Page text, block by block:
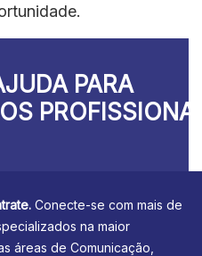
PARA
Conecte-se com mais de
na maior
áreas de Comunicação,